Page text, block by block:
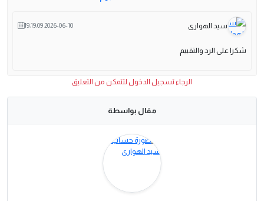
سيد الهوارى 2026-06-10 19:19:09
شكرا على الرد والتقييم
الرجاء تسجيل الدخول لتتمكن من التعليق
مقال بواسطة